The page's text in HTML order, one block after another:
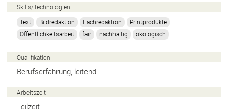
Skills/Technologien
Text
Bildredaktion Fachredaktion
Printprodukte
Öffentlichkeitsarbeit
fair nachhaltig ökologisch
Qualifikation
Berufserfahrung, leitend
Arbeitszeit
Teilzeit